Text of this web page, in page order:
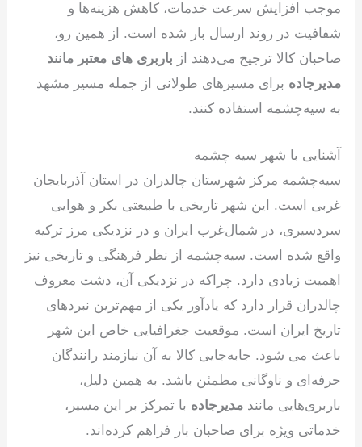
موجب افزایش سرعت خدمات، کاهش هزینه‌ها و
شفافیت در روند ارسال بار شده است. از همین رو،
صاحبان کالا ترجیح می‌دهند از باربری های معتبر مانند
مدیرجاده برای مسیرهای طولانی از جمله مسیر مشهد
به سیه‌چشمه استفاده کنند.
آشنایی با شهر سیه چشمه
سیه‌چشمه مرکز شهرستان چالدران در استان آذربایجان
غربی است. این شهر تاریخی با طبیعتی بکر و هوایی
سردسیری، در شمال‌غرب ایران و در نزدیکی مرز ترکیه
واقع شده است. سیه‌چشمه از نظر فرهنگی و تاریخی نیز
اهمیت زیادی دارد. چراکه در نزدیکی آن، دشت معروف
چالدران قرار دارد که یادآور یکی از مهم‌ترین نبردهای
تاریخ ایران است. موقعیت جغرافیایی خاص این شهر
باعث می شود. جابه‌جایی کالا به آن نیازمند رانندگان
حرفه‌ای و ناوگانی مطمئن باشد. به همین دلیل،
باربری‌هایی مانندمدیرجاده با تمرکز بر این مسیر،
خدماتی ویژه برای صاحبان بار فراهم کرده‌اند.